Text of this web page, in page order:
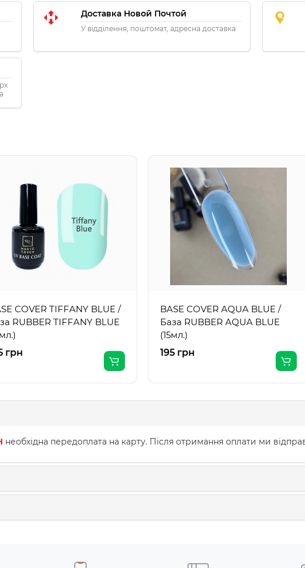
Доставка Новой Почтой
У відділення, поштомат, адресна доставка
COVER TIFFANY BLUE /
RUBBER TIFFANY BLUE
грн
BASE COVER AQUA BLUE /
База RUBBER AQUA BLUE
(15мл.)
195 грн
необхідна передоплата на карту. Після отримання оплати ми